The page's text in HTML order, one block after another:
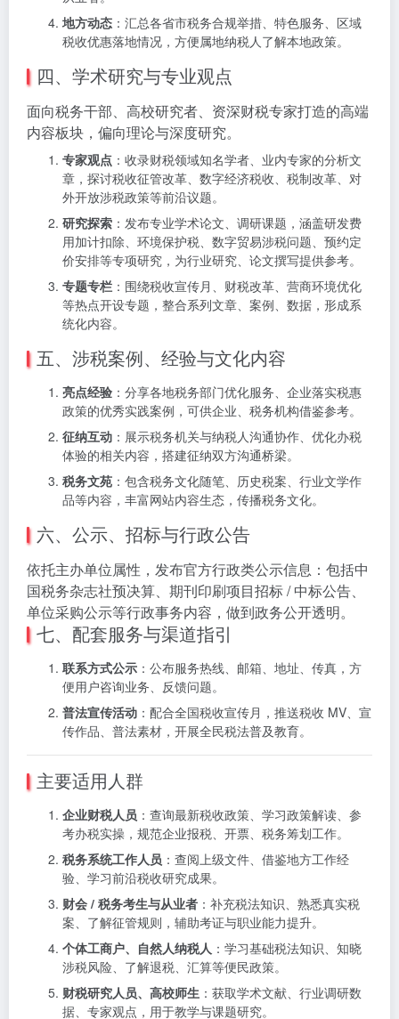
地方动态 ：汇总各省市税务合规举措、特色服务、区域
税收优惠落地情况，方便属地纳税人了解本地政策。
四、学术研究与专业观点
面向税务干部、高校研究者、资深财税专家打造的高端
内容板块，偏向理论与深度研究。
专家观点 ：收录财税领域知名学者、业内专家的分析文
章，探讨税收征管改革、数字经济税收、税制改革、对
外开放涉税政策等前沿议题。
研究探索 ：发布专业学术论文、调研课题，涵盖研发费
用加计扣除、环境保护税、数字贸易涉税问题、预约定
价安排等专项研究，为行业研究、论文撰写提供参考。
专题专栏 ：围绕税收宣传月、财税改革、营商环境优化
等热点开设专题，整合系列文章、案例、数据，形成系
统化内容。
五、涉税案例、经验与文化内容
亮点经验 ：分享各地税务部门优化服务、企业落实税惠
政策的优秀实践案例，可供企业、税务机构借鉴参考。
征纳互动 ：展示税务机关与纳税人沟通协作、优化办税
体验的相关内容，搭建征纳双方沟通桥梁。
税务文苑 ：包含税务文化随笔、历史税案、行业文学作
品等内容，丰富网站内容生态，传播税务文化。
六、公示、招标与行政公告
依托主办单位属性，发布官方行政类公示信息：包括中
国税务杂志社预决算、期刊印刷项目招标 / 中标公告、
单位采购公示等行政事务内容，做到政务公开透明。
七、配套服务与渠道指引
联系方式公示 ：公布服务热线、邮箱、地址、传真，方
便用户咨询业务、反馈问题。
普法宣传活动 ：配合全国税收宣传月，推送税收 MV、宣
传作品、普法素材，开展全民税法普及教育。
主要适用人群
企业财税人员 ：查询最新税收政策、学习政策解读、参
考办税实操，规范企业报税、开票、税务筹划工作。
税务系统工作人员 ：查阅上级文件、借鉴地方工作经
验、学习前沿税收研究成果。
财会 / 税务考生与从业者 ：补充税法知识、熟悉真实税
案、了解征管规则，辅助考证与职业能力提升。
个体工商户、自然人纳税人 ：学习基础税法知识、知晓
涉税风险、了解退税、汇算等便民政策。
财税研究人员、高校师生 ：获取学术文献、行业调研数
据、专家观点，用于教学与课题研究。